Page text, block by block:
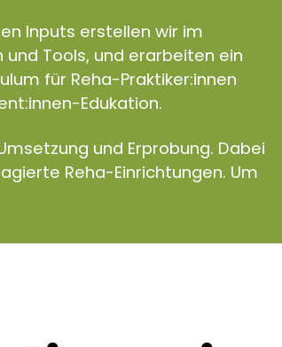
Inputs erstellen wir im
Tools, und erarbeiten ein
für Reha-Praktiker:innen
Edukation.
und Erprobung. Dabei
Reha-Einrichtungen. Um